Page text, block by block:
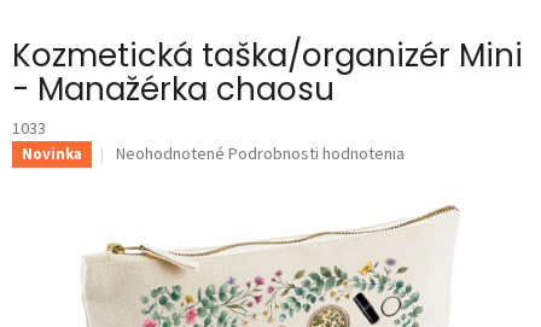
Kozmetická taška/organizér Mini
- Manažérka chaosu
1033
Novinka
Priemerné
0,0
z
hviezdičiek.
Neohodnotené Podrobnosti hodnotenia